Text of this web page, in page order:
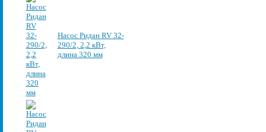
Насос Ридан RV 32-
290/2, 2,2 кВт,
длина 320 мм